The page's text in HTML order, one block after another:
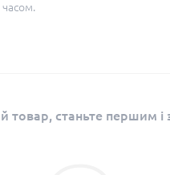
товар, станьте першим і